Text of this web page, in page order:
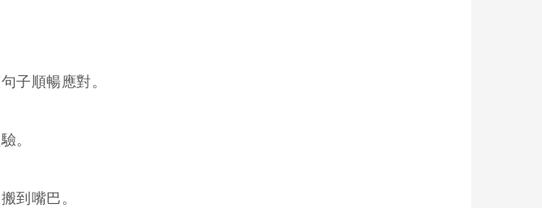
子順暢應對。
。
到嘴巴。